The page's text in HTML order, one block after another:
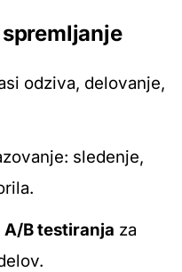
odziva, delovanje,
sledenje,
A/B testiranja za